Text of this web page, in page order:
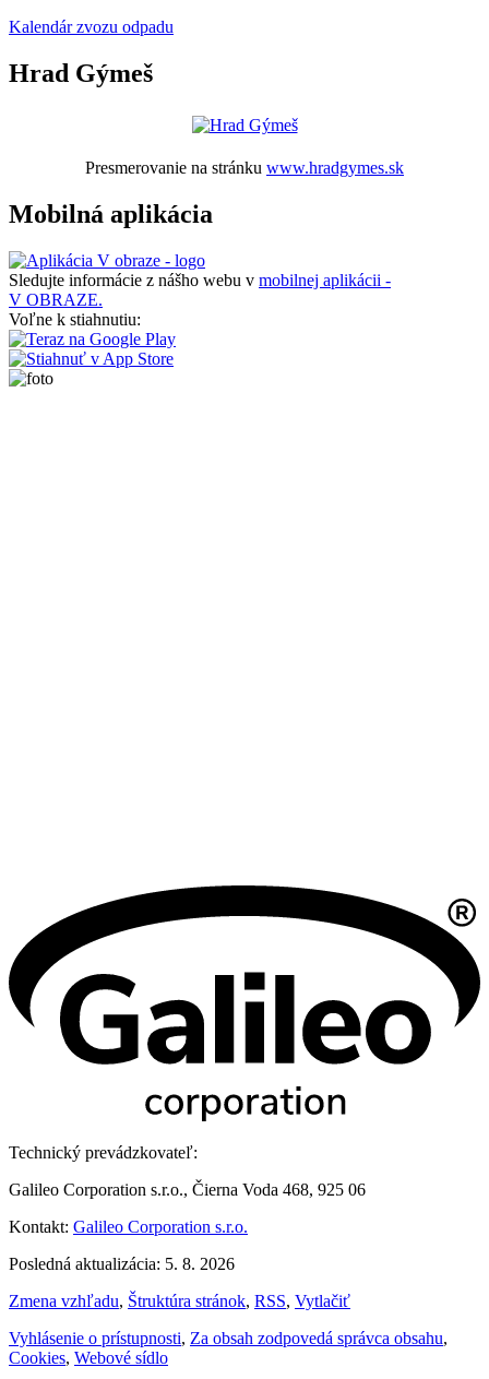
Kalendár zvozu odpadu
Hrad Gýmeš
Presmerovanie na stránku www.hradgymes.sk
Mobilná aplikácia
Sledujte informácie z nášho webu v mobilnej aplikácii -
V OBRAZE.
Voľne k stiahnutiu:
Technický prevádzkovateľ:
Galileo Corporation s.r.o., Čierna Voda 468, 925 06
Kontakt: Galileo Corporation s.r.o.
Posledná aktualizácia: 5. 8. 2026
Zmena vzhľadu, Štruktúra stránok, RSS, Vytlačiť
Vyhlásenie o prístupnosti, Za obsah zodpovedá správca obsahu,
Cookies, Webové sídlo